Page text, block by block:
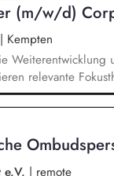
2026 mit
(m/w/d)
| Kempten
Weiterentwicklung
relevante
und
Emission-
mit
| remote